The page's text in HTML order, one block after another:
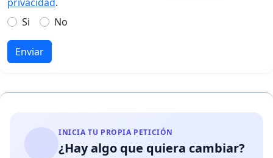
Si
No
Enviar
INICIA TU PROPIA PETICIÓN
¿Hay algo que quiera cambiar?